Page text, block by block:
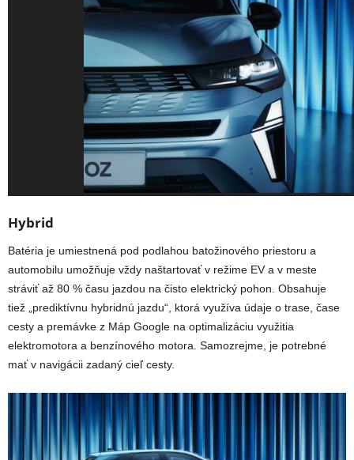
Hybrid
Batéria je umiestnená pod podlahou batožinového priestoru a
automobilu umožňuje vždy naštartovať v režime EV a v meste
stráviť až 80 % času jazdou na čisto elektrický pohon. Obsahuje
tiež „prediktívnu hybridnú jazdu“, ktorá využíva údaje o trase, čase
cesty a premávke z Máp Google na optimalizáciu využitia
elektromotora a benzínového motora. Samozrejme, je potrebné
mať v navigácii zadaný cieľ cesty.